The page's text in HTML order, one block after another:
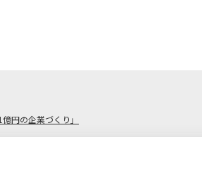
円の企業づくり」